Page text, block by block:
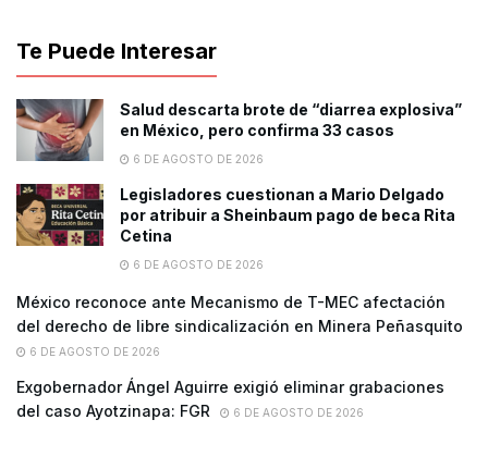
Te Puede Interesar
Salud descarta brote de “diarrea explosiva”
en México, pero confirma 33 casos
6 DE AGOSTO DE 2026
Legisladores cuestionan a Mario Delgado
por atribuir a Sheinbaum pago de beca Rita
Cetina
6 DE AGOSTO DE 2026
México reconoce ante Mecanismo de T-MEC afectación
del derecho de libre sindicalización en Minera Peñasquito
6 DE AGOSTO DE 2026
Exgobernador Ángel Aguirre exigió eliminar grabaciones
del caso Ayotzinapa: FGR
6 DE AGOSTO DE 2026